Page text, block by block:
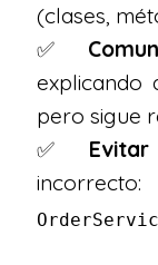
(clases,
✅
explicando
pero sigue
✅
incorrecto: